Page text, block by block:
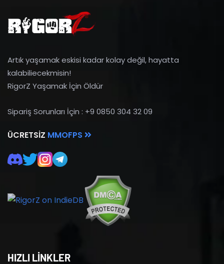
Artık yaşamak eskisi kadar kolay değil, hayatta
kalabiliecekmisin!
RigorZ Yaşamak İçin Öldür
Sipariş Sorunları İçin : +9 0850 304 32 09
ÜCRETSIZ MMOFPS
HIZLI LİNKLER